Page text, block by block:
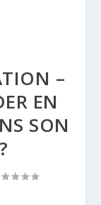
–
EN
SON